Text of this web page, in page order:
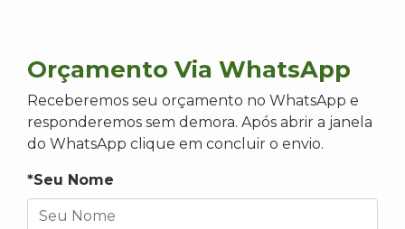
Orçamento Via WhatsApp
Receberemos seu orçamento no WhatsApp e
responderemos sem demora. Após abrir a janela
do WhatsApp clique em concluir o envio.
*Seu Nome